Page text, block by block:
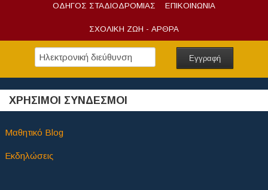
ΟΔΗΓΟΣ ΣΤΑΔΙΟΔΡΟΜΙΑΣ ΕΠΙΚΟΙΝΩΝΙΑ
ΣΧΟΛΙΚΗ ΖΩΗ - ΑΡΘΡΑ
ΧΡΗΣΙΜΟΙ ΣΥΝΔΕΣΜΟΙ
Μαθητικό Blog
Εκδηλώσεις